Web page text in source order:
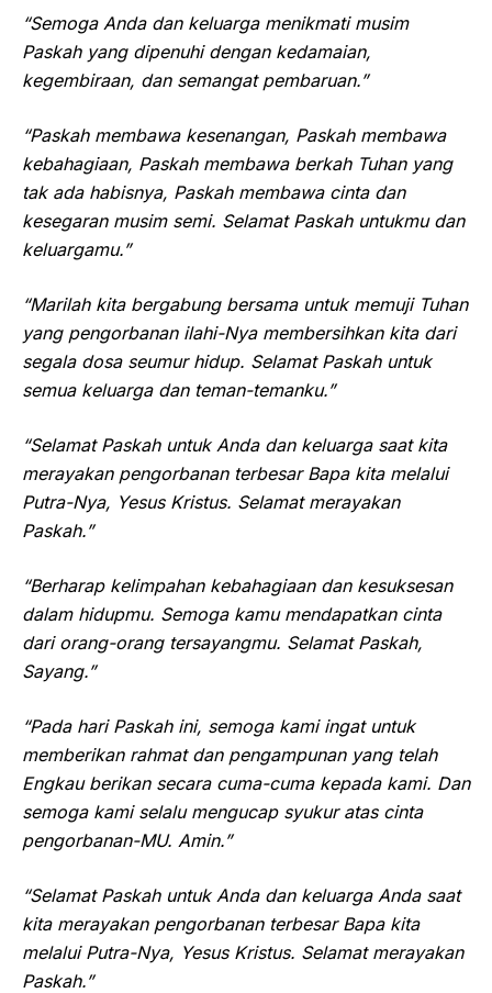
“Semoga Anda dan keluarga menikmati musim
Paskah yang dipenuhi dengan kedamaian,
kegembiraan, dan semangat pembaruan.”
“Paskah membawa kesenangan, Paskah membawa
kebahagiaan, Paskah membawa berkah Tuhan yang
tak ada habisnya, Paskah membawa cinta dan
kesegaran musim semi. Selamat Paskah untukmu dan
keluargamu.”
“Marilah kita bergabung bersama untuk memuji Tuhan
yang pengorbanan ilahi-Nya membersihkan kita dari
segala dosa seumur hidup. Selamat Paskah untuk
semua keluarga dan teman-temanku.”
“Selamat Paskah untuk Anda dan keluarga saat kita
merayakan pengorbanan terbesar Bapa kita melalui
Putra-Nya, Yesus Kristus. Selamat merayakan
Paskah.”
“Berharap kelimpahan kebahagiaan dan kesuksesan
dalam hidupmu. Semoga kamu mendapatkan cinta
dari orang-orang tersayangmu. Selamat Paskah,
Sayang.”
“Pada hari Paskah ini, semoga kami ingat untuk
memberikan rahmat dan pengampunan yang telah
Engkau berikan secara cuma-cuma kepada kami. Dan
semoga kami selalu mengucap syukur atas cinta
pengorbanan-MU. Amin.”
“Selamat Paskah untuk Anda dan keluarga Anda saat
kita merayakan pengorbanan terbesar Bapa kita
melalui Putra-Nya, Yesus Kristus. Selamat merayakan
Paskah.”